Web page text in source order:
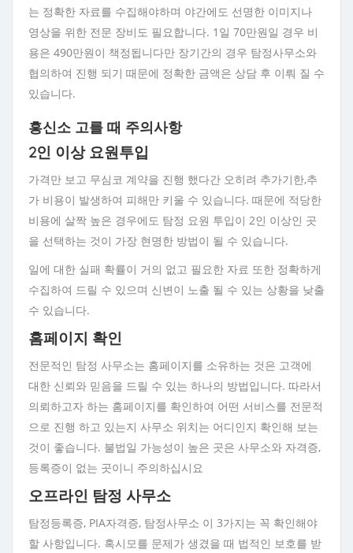
는 정확한 자료를 수집해야하며 야간에도 선명한 이미지나
영상을 위한 전문 장비도 필요합니다. 1일 70만원일 경우 비
용은 490만원이 책정됩니다만 장기간의 경우 탐정사무소와
협의하여 진행 되기 때문에 정확한 금액은 상담 후 이뤄 질 수
있습니다.
흥신소 고를 때 주의사항
2인 이상 요원투입
가격만 보고 무심코 계약을 진행 했다간 오히려 추가기한,추
가 비용이 발생하여 피해만 키울 수 있습니다. 때문에 적당한
비용에 살짝 높은 경우에도 탐정 요원 투입이 2인 이상인 곳
을 선택하는 것이 가장 현명한 방법이 될 수 있습니다.
일에 대한 실패 확률이 거의 없고 필요한 자료 또한 정확하게
수집하여 드릴 수 있으며 신변이 노출 될 수 있는 상황을 낮출
수 있습니다.
홈페이지 확인
전문적인 탐정 사무소는 홈페이지를 소유하는 것은 고객에
대한 신뢰와 믿음을 드릴 수 있는 하나의 방법입니다. 따라서
의뢰하고자 하는 홈페이지를 확인하여 어떤 서비스를 전문적
으로 진행 하고 있는지 사무소 위치는 어디인지 확인해 보는
것이 좋습니다. 불법일 가능성이 높은 곳은 사무소와 자격증,
등록증이 없는 곳이니 주의하십시요
오프라인 탐정 사무소
탐정등록증, PIA자격증, 탐정사무소 이 3가지는 꼭 확인해야
할 사항입니다. 혹시모를 문제가 생겼을 때 법적인 보호를 받